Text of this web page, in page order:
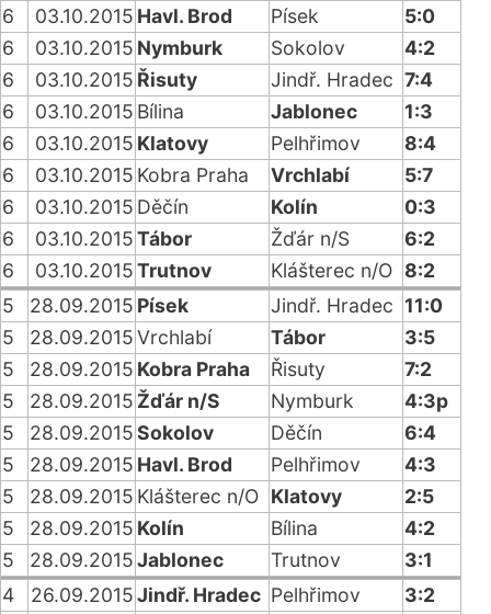
6
03.10.2015 Havl. Brod Písek
5:0
6
03.10.2015 Nymburk Sokolov
4:2
6
03.10.2015 Řisuty Jindř. Hradec 7:4
6
03.10.2015 Bílina Jablonec
1:3
6
03.10.2015 Klatovy Pelhřimov
8:4
6
03.10.2015 Kobra Praha Vrchlabí
5:7
6
03.10.2015 Děčín Kolín
0:3
6
03.10.2015Tábor Žďár n/S
6:2
6
03.10.2015Trutnov Klášterec n/O 8:2
5
28.09.2015 Písek Jindř. Hradec 11:0
5
28.09.2015Vrchlabí Tábor
3:5
5
28.09.2015 Kobra Praha Řisuty
7:2
5
28.09.2015 Žďár n/S Nymburk
4:3p
5
28.09.2015Sokolov Děčín
6:4
5
28.09.2015 Havl. Brod Pelhřimov
4:3
5
28.09.2015 Klášterec n/O Klatovy
2:5
5
28.09.2015 Kolín Bílina
4:2
5
28.09.2015Jablonec Trutnov
3:1
4
26.09.2015Jindř. Hradec Pelhřimov
3:2